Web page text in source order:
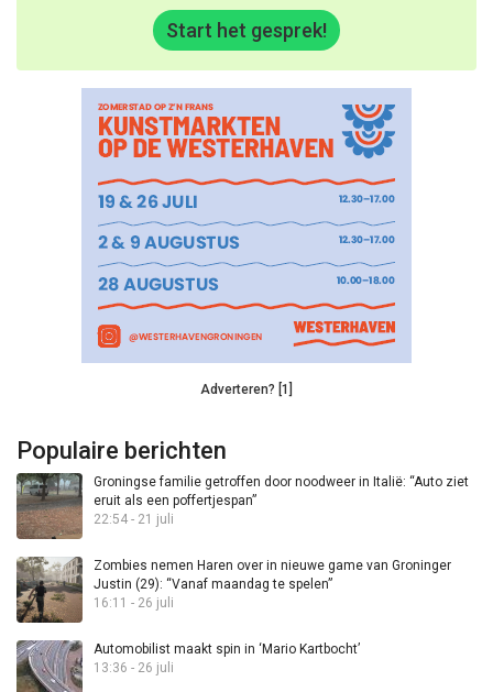
Start het gesprek!
Adverteren? [1]
Populaire berichten
Groningse familie getroffen door noodweer in Italië: “Auto ziet
eruit als een poffertjespan”
22:54 - 21 juli
Zombies nemen Haren over in nieuwe game van Groninger
Justin (29): “Vanaf maandag te spelen”
16:11 - 26 juli
Automobilist maakt spin in ‘Mario Kartbocht’
13:36 - 26 juli